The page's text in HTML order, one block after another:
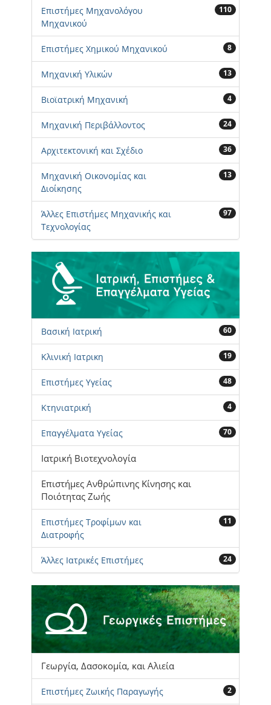
Επιστήμες Μηχανολόγου
Μηχανικού
110
Επιστήμες Χημικού Μηχανικού 8
Μηχανική Υλικών 13
Βιοϊατρική Μηχανική 4
Μηχανική Περιβάλλοντος 24
Αρχιτεκτονική και Σχέδιο 36
Μηχανική Οικονομίας και
Διοίκησης
13
Άλλες Επιστήμες Μηχανικής και
Τεχνολογίας
97
Βασική Ιατρική 60
Κλινική Ιατρικη 19
Επιστήμες Υγείας 48
Κτηνιατρική 4
Επαγγέλματα Υγείας 70
Ιατρική Βιοτεχνολογία
Επιστήμες Ανθρώπινης Κίνησης και
Ποιότητας Ζωής
Επιστήμες Τροφίμων και
Διατροφής
11
Άλλες Ιατρικές Επιστήμες 24
Γεωργία, Δασοκομία, και Αλιεία
Επιστήμες Ζωικής Παραγωγής 2